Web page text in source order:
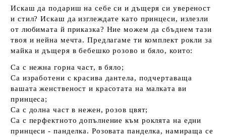
Искаш да подариш на себе си и дъщеря си увереност
и стил? Искаш да изглеждате като принцеси, излeзли
от любимата й приказка? Ние можем да сбъднем тази
твоя и нейна мечта. Предлагаме ти комплект рокли за
майка и дъщеря в бебешко розово и бяло, които:
Са с нежна горна част, в бяло;
Са изработени с красива дантела, подчертаваща
вашата женственост и красотата на малката ви
принцеса;
Са с долна част в нежен, розов цвят;
Са с перфектното допълнение към роклята на едни
принцеси - панделка. Розовата панделка, намираща се